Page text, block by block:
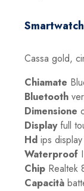
Cassa gold,
Chiamate
Bluetooth
Dimensione
Displayfull
Hd ips
Waterproof
Chip Realtek
Capacità